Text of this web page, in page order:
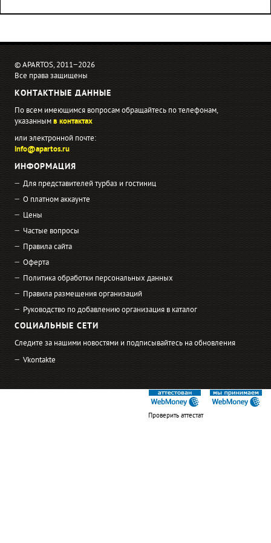
© APARTOS, 2011−2026
Все права защищены
КОНТАКТНЫЕ ДАННЫЕ
По всем имеющимся вопросам обращайтесь по телефонам,
указаннымв контактах
или электронной почте:
info@apartos.ru
ИНФОРМАЦИЯ
Для представителей турбаз и гостиниц
О платном аккаунте
Цены
Частые вопросы
Правила сайта
Оферта
Политика обработки персональных данных
Правила размещения организаций
Руководство по добавлению организация в каталог
СОЦИАЛЬНЫЕ СЕТИ
Следите за нашими новостями и подписывайтесь на обновления
Vkontakte
Проверить аттестат